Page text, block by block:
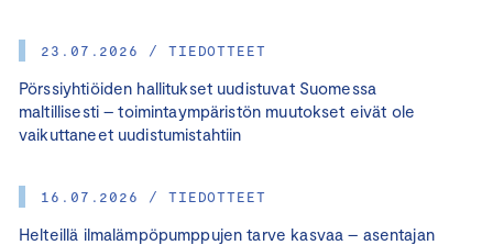
23.07.2026 / TIEDOTTEET
Pörssiyhtiöiden hallitukset uudistuvat Suomessa
maltillisesti – toimintaympäristön muutokset eivät ole
vaikuttaneet uudistumistahtiin
16.07.2026 / TIEDOTTEET
Helteillä ilmalämpöpumppujen tarve kasvaa – asentajan